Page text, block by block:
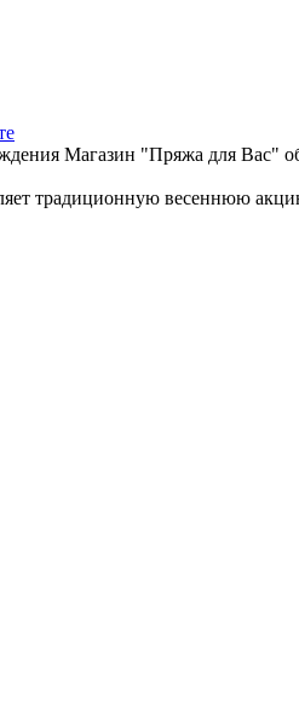
Магазин "Пряжа для Вас"
традиционную весеннюю